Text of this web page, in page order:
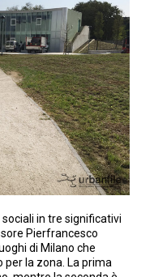
in tre significativi
Pierfrancesco
di Milano che
la zona. La prima